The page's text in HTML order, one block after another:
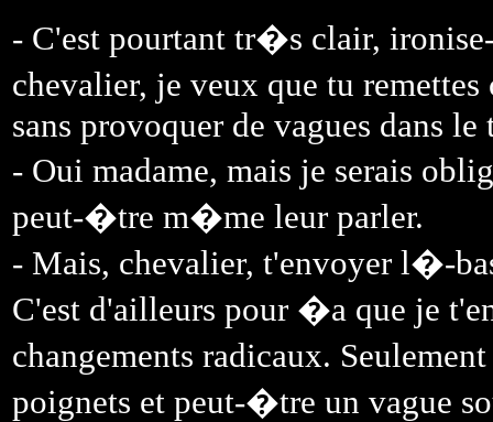
- C'est pourtant tr�s clair,
chevalier, je veux que tu
sans provoquer de vagues dans le
- Oui madame, mais je serais
peut-�tre m�me leur parler.
- Mais, chevalier, t'envoyer l�-
C'est d'ailleurs pour �a que je
changements radicaux.
poignets et peut-�tre un vague